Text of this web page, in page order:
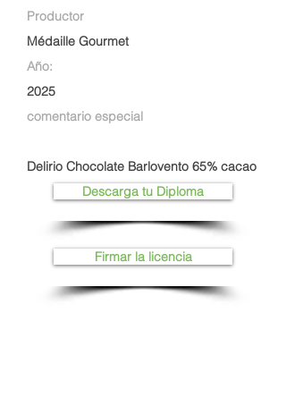
Productor
Médaille Gourmet
Año:
2025
comentario especial
Delirio Chocolate Barlovento 65% cacao
Descarga tu Diploma
Firmar la licencia